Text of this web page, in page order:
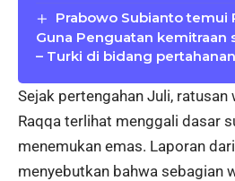
Prabowo Subianto temui
Guna Penguatan kemitraan
– Turki di bidang pertahanan
Sejak pertengahan Juli,
Raqqa terlihat menggali dasar
menemukan emas. Laporan dari
menyebutkan bahwa sebagian